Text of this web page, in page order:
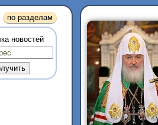
по разделам
новостей